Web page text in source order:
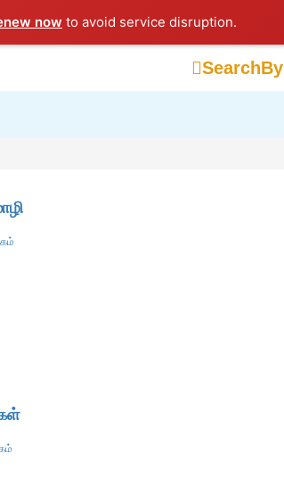
now to avoid service disruption.
SearchBy